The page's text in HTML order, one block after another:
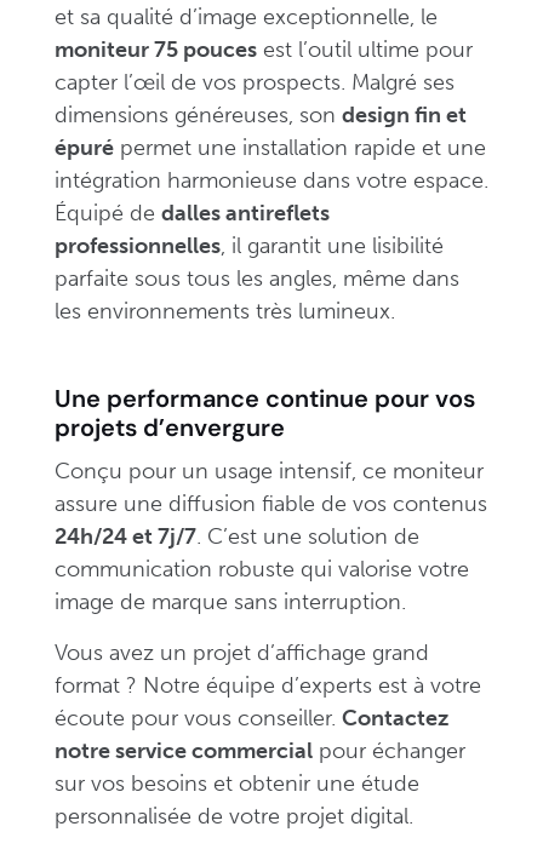
et sa qualité d’image exceptionnelle, le
moniteur 75 poucesest l’outil ultime pour
capter l’œil de vos prospects. Malgré ses
dimensions généreuses, son design fin et
épurépermet une installation rapide et une
intégration harmonieuse dans votre espace.
Équipé de dalles antireflets
professionnelles, il garantit une lisibilité
parfaite sous tous les angles, même dans
les environnements très lumineux.
Une performance continue pour vos
projets d’envergure
Conçu pour un usage intensif, ce moniteur
assure une diffusion fiable de vos contenus
24h/24 et 7j/7. C’est une solution de
communication robuste qui valorise votre
image de marque sans interruption.
Vous avez un projet d’affichage grand
format ? Notre équipe d’experts est à votre
écoute pour vous conseiller. Contactez
notre service commercialpour échanger
sur vos besoins et obtenir une étude
personnalisée de votre projet digital.